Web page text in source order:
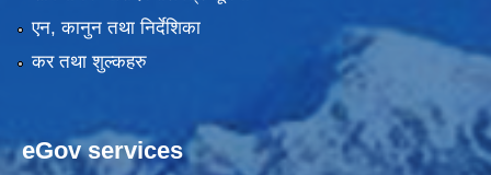
एन, कानुन तथा निर्देशिका
कर तथा शुल्कहरु
eGov services